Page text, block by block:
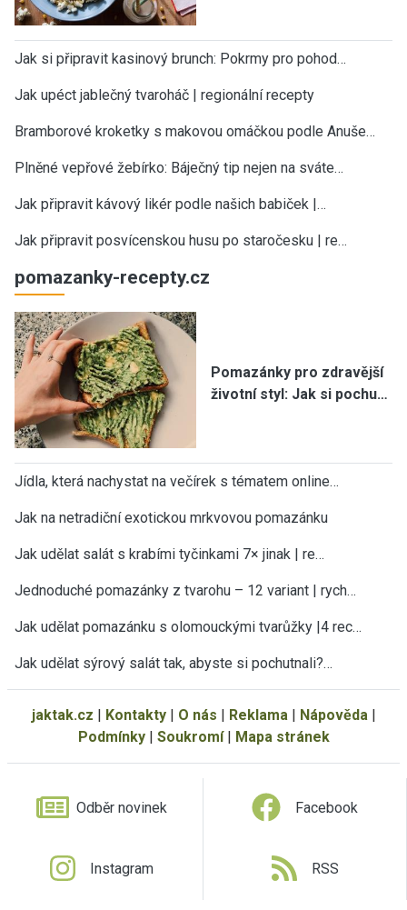
Jak si připravit kasinový brunch: Pokrmy pro pohod…
Jak upéct jablečný tvaroháč | regionální recepty
Bramborové kroketky s makovou omáčkou podle Anuše…
Plněné vepřové žebírko: Báječný tip nejen na sváte…
Jak připravit kávový likér podle našich babiček |…
Jak připravit posvícenskou husu po staročesku | re…
pomazanky-recepty.cz
Pomazánky pro zdravější
životní styl: Jak si pochu…
Jídla, která nachystat na večírek s tématem online…
Jak na netradiční exotickou mrkvovou pomazánku
Jak udělat salát s krabími tyčinkami 7× jinak | re…
Jednoduché pomazánky z tvarohu – 12 variant | rych…
Jak udělat pomazánku s olomouckými tvarůžky |4 rec…
Jak udělat sýrový salát tak, abyste si pochutnali?…
jaktak.cz | Kontakty| O nás | Reklama| Nápověda|
Podmínky| Soukromí| Mapa stránek
Odběr novinek Facebook
Instagram RSS